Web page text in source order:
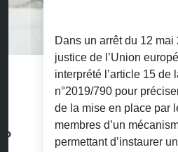
Dans un arrêt du 12 mai
justice de l’Union
interprété l’article 15 de
n°2019/790 pour
de la mise en place par
membres d’un
permettant d’instaurer